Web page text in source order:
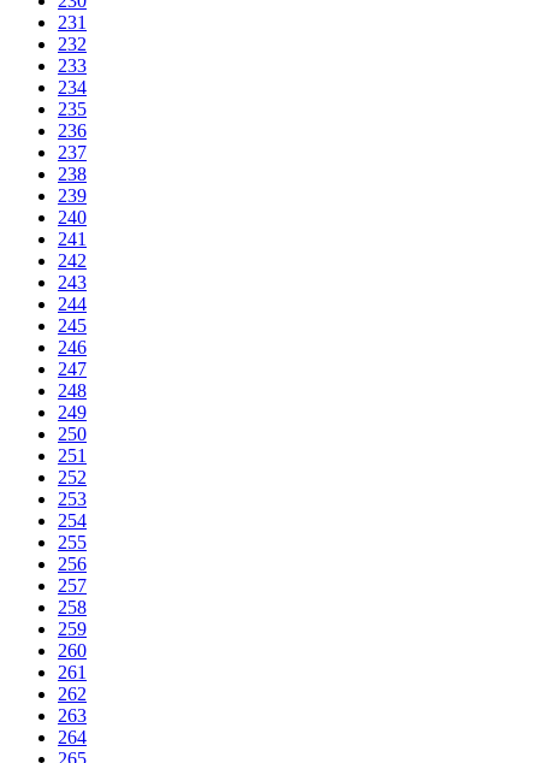
231
232
233
234
235
236
237
238
239
240
241
242
243
244
245
246
247
248
249
250
251
252
253
254
255
256
257
258
259
260
261
262
263
264